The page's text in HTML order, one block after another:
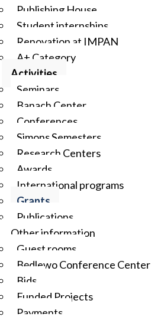
Publishing House
Student internships
Renovation at IMPAN
A+ Category
Activities
Seminars
Banach Center
Conferences
Simons Semesters
Research Centers
Awards
International programs
Grants
Publications
Other information
Guest rooms
Będlewo Conference Center
Bids
Funded Projects
Payments